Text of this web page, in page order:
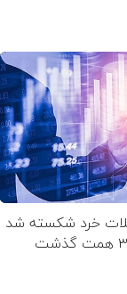
خرد شکسته شد